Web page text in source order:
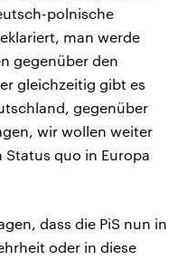
polnische
man werde
gegenüber den
gleichzeitig gibt es
gegenüber
wir wollen weiter
quo in Europa
dass die PiS nun in
oder in diese